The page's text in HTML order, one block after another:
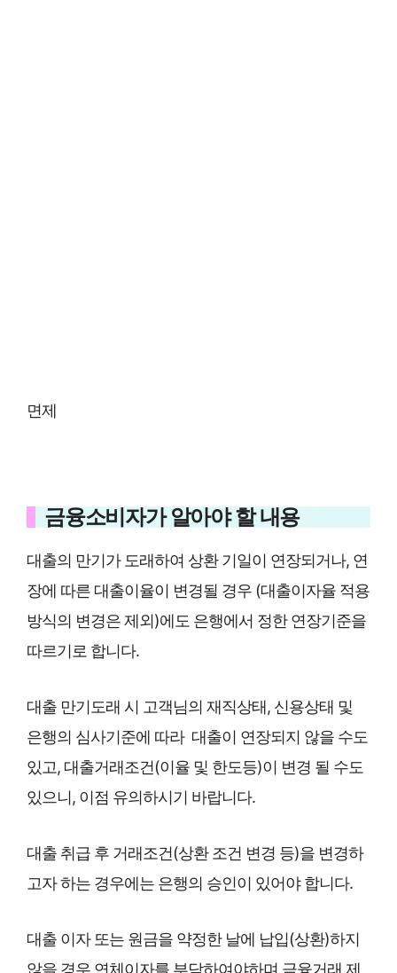
면제
금융소비자가 알아야 할 내용
대출의 만기가 도래하여 상환 기일이 연장되거나, 연
장에 따른 대출이율이 변경될 경우 (대출이자율 적용
방식의 변경은 제외)에도 은행에서 정한 연장기준을
따르기로 합니다.
대출 만기도래 시 고객님의 재직상태, 신용상태 및
은행의 심사기준에 따라 대출이 연장되지 않을 수도
있고, 대출거래조건(이율 및 한도등)이 변경 될 수도
있으니, 이점 유의하시기 바랍니다.
대출 취급 후 거래조건(상환 조건 변경 등)을 변경하
고자 하는 경우에는 은행의 승인이 있어야 합니다.
대출 이자 또는 원금을 약정한 날에 납입(상환)하지
않을 경우 연체이자를 부담하여야하며,금융거래 제